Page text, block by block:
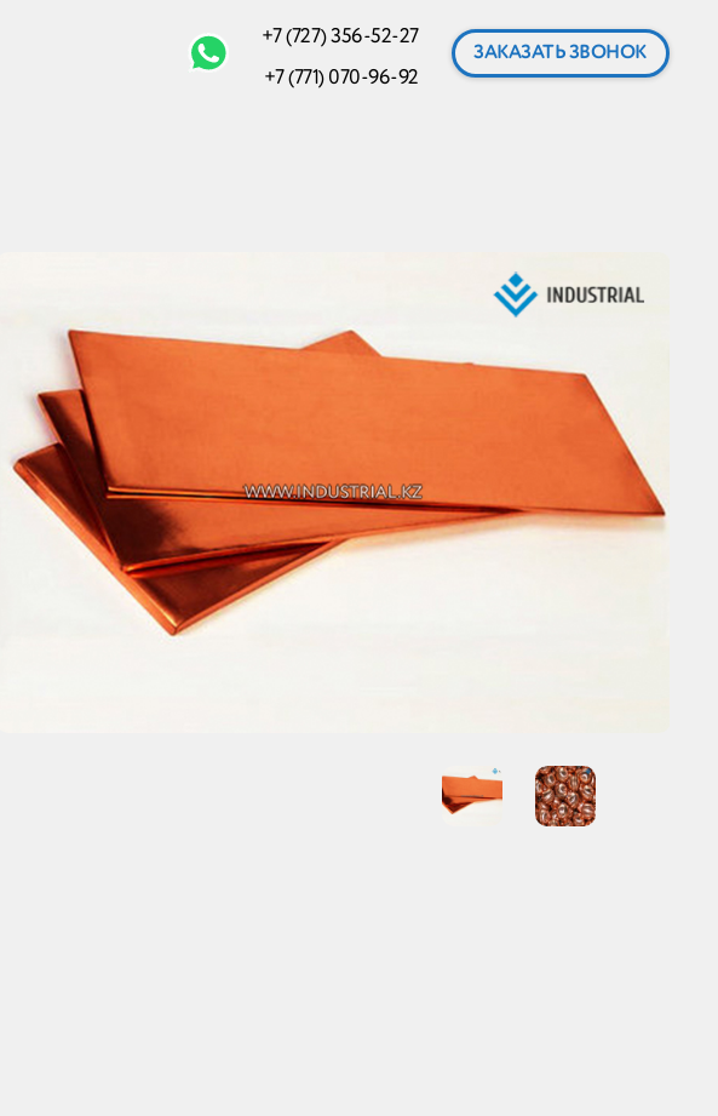
+7 (727) 356-52-27
+7 (771) 070-96-92
ЗАКАЗАТЬ ЗВОНОК